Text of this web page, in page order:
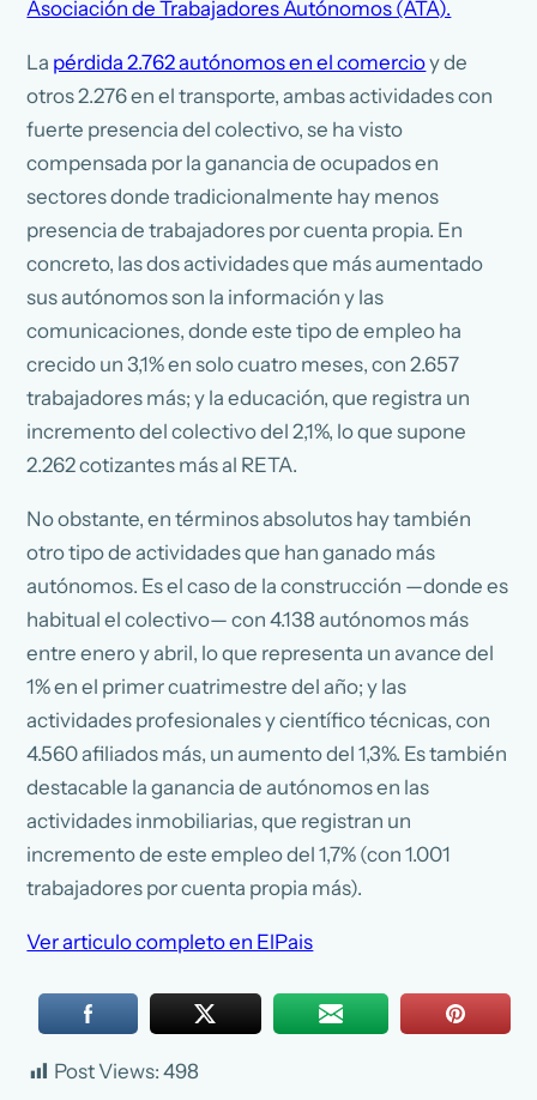
Asociación de Trabajadores Autónomos (ATA).
La pérdida 2.762 autónomos en el comercioy de
otros 2.276 en el transporte, ambas actividades con
fuerte presencia del colectivo, se ha visto
compensada por la ganancia de ocupados en
sectores donde tradicionalmente hay menos
presencia de trabajadores por cuenta propia. En
concreto, las dos actividades que más aumentado
sus autónomos son la información y las
comunicaciones, donde este tipo de empleo ha
crecido un 3,1% en solo cuatro meses, con 2.657
trabajadores más; y la educación, que registra un
incremento del colectivo del 2,1%, lo que supone
2.262 cotizantes más al RETA.
No obstante, en términos absolutos hay también
otro tipo de actividades que han ganado más
autónomos. Es el caso de la construcción —donde es
habitual el colectivo— con 4.138 autónomos más
entre enero y abril, lo que representa un avance del
1% en el primer cuatrimestre del año; y las
actividades profesionales y científico técnicas, con
4.560 afiliados más, un aumento del 1,3%. Es también
destacable la ganancia de autónomos en las
actividades inmobiliarias, que registran un
incremento de este empleo del 1,7% (con 1.001
trabajadores por cuenta propia más).
Ver articulo completo en ElPais
Post Views: 498